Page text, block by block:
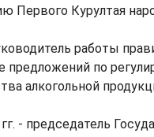
Первого Курултая
работы
предложений по
алкогольной
- председатель